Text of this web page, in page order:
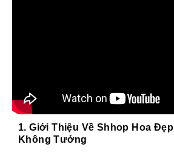
1. Giới Thiệu Về Shhop Hoa Đẹp
Không Tưởng